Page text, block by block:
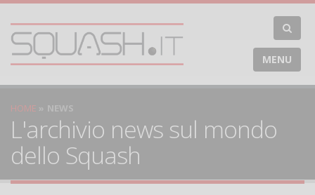
MENU
HOME NEWS
L'archivio news sul mondo
dello Squash